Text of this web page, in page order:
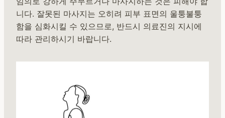
니다. 잘못된 마사지는 오히려 피부 표면의 울퉁불퉁
함을 심화시킬 수 있으므로, 반드시 의료진의 지시에
따라 관리하시기 바랍니다.